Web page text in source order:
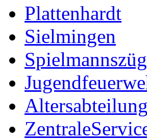
Plattenhardt
Sielmingen
Altersabteilung